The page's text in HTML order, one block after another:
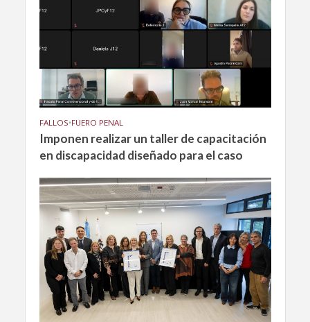
FALLOS•FUERO PENAL
Imponen realizar un taller de capacitación
en discapacidad diseñado para el caso